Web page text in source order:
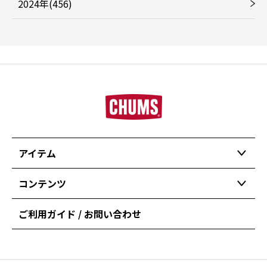
2024年(456)
アイテム
コンテンツ
ご利用ガイド / お問い合わせ